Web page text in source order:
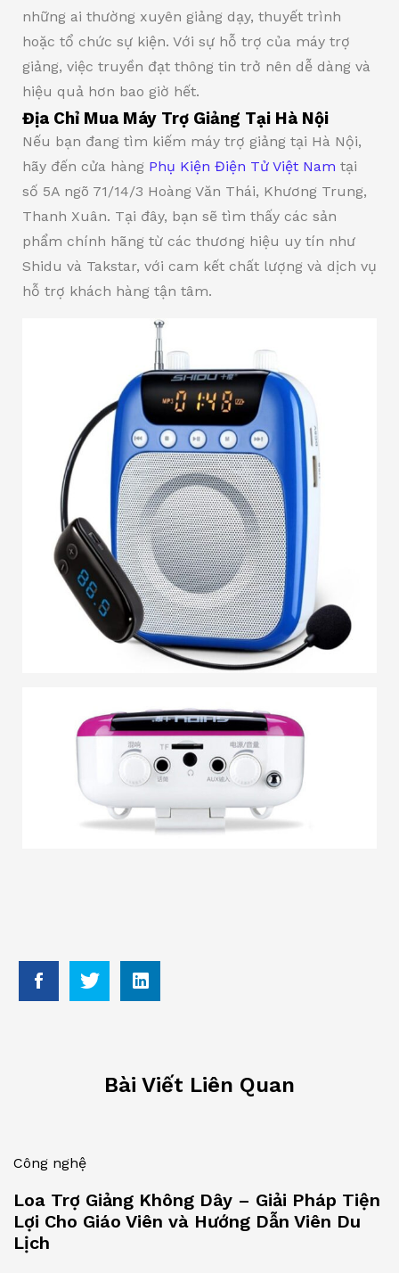
những ai thường xuyên giảng dạy, thuyết trình
hoặc tổ chức sự kiện. Với sự hỗ trợ của máy trợ
giảng, việc truyền đạt thông tin trở nên dễ dàng và
hiệu quả hơn bao giờ hết.
Địa Chỉ Mua Máy Trợ Giảng Tại Hà Nội
Nếu bạn đang tìm kiếm máy trợ giảng tại Hà Nội,
hãy đến cửa hàng Phụ Kiện Điện Tử Việt Nam tại
số 5A ngõ 71/14/3 Hoàng Văn Thái, Khương Trung,
Thanh Xuân. Tại đây, bạn sẽ tìm thấy các sản
phẩm chính hãng từ các thương hiệu uy tín như
Shidu và Takstar, với cam kết chất lượng và dịch vụ
hỗ trợ khách hàng tận tâm.
Bài Viết Liên Quan
Công nghệ
Loa Trợ Giảng Không Dây – Giải Pháp Tiện
Lợi Cho Giáo Viên và Hướng Dẫn Viên Du
Lịch